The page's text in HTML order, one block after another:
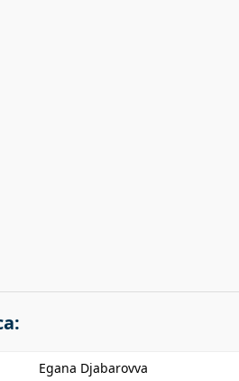
Egana Djabarovva